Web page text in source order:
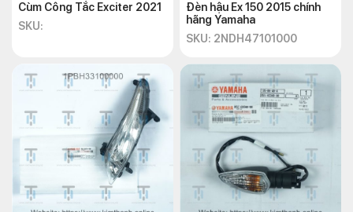
Cùm Công Tắc Exciter 2021
SKU:
Đèn hậu Ex 150 2015 chính
hãng Yamaha
SKU: 2NDH47101000